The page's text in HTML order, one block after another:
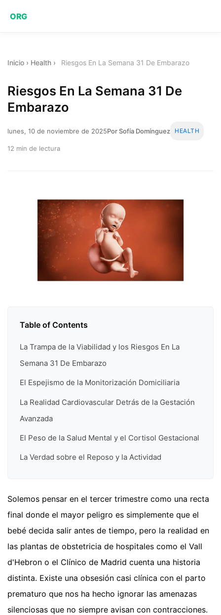
ORG
Inicio › Health › Riesgos En La Semana 31 De Embarazo
Riesgos En La Semana 31 De
Embarazo
lunes, 10 de noviembre de 2025Por Sofía Domínguez HEALTH
12 min de lectura
Table of Contents
La Trampa de la Viabilidad y los Riesgos En La
Semana 31 De Embarazo
El Espejismo de la Monitorización Domiciliaria
La Realidad Cardiovascular Detrás de la Gestación
Avanzada
El Peso de la Salud Mental y el Cortisol Gestacional
La Verdad sobre el Reposo y la Actividad
Solemos pensar en el tercer trimestre como una recta
final donde el mayor peligro es simplemente que el
bebé decida salir antes de tiempo, pero la realidad en
las plantas de obstetricia de hospitales como el Vall
d'Hebron o el Clínico de Madrid cuenta una historia
distinta. Existe una obsesión casi clínica con el parto
prematuro que nos ha hecho ignorar las amenazas
silenciosas que no siempre avisan con contracciones.